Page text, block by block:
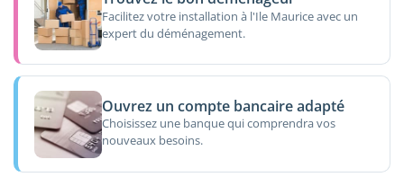
Facilitez votre installation à l'Ile Maurice avec un
expert du déménagement.
Ouvrez un compte bancaire adapté
Choisissez une banque qui comprendra vos
nouveaux besoins.